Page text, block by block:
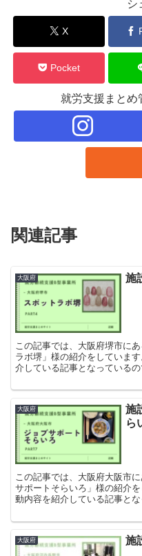
シ
X
Pocket
就労支援まとめ
関連記事
大阪府 施
この記事では、大阪府堺市に
ラボ堺」様の紹介をしていま
介している記事となっている
大阪府
施
ら
この記事では、大阪府大阪市
サポートそらいろ」様の紹介
動内容を紹介している記事と
大阪府 施